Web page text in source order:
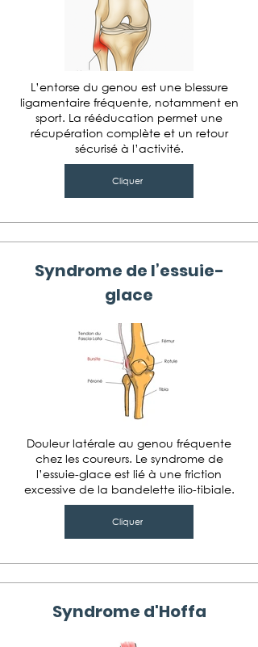
L’entorse du genou est une blessure
ligamentaire fréquente, notamment en
sport. La rééducation permet une
récupération complète et un retour
sécurisé à l’activité.
Cliquer
Syndrome de l’essuie-
glace
Douleur latérale au genou fréquente
chez les coureurs. Le syndrome de
l’essuie-glace est lié à une friction
excessive de la bandelette ilio-tibiale.
Cliquer
Syndrome d'Hoffa